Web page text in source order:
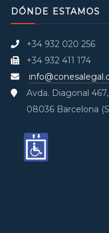
DÓNDE ESTAMOS
+34 932 020 256
+34 932 411 174
Avda. Diagonal 467,
08036 Barcelona